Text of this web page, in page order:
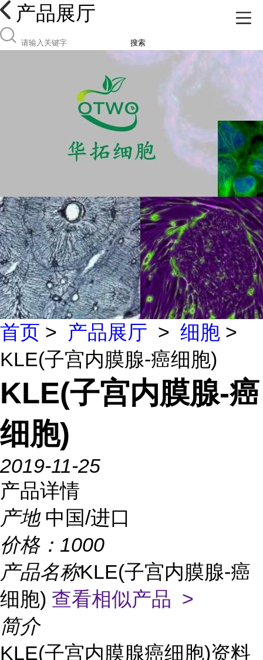
产品展厅
搜索
首页 > 产品展厅 > 细胞 >
KLE(子宫内膜腺-癌细胞)
KLE(子宫内膜腺-癌
细胞)
2019-11-25
产品详情
产地 中国/进口
价格： 1000
产品名称KLE(子宫内膜腺-癌
细胞) 查看相似产品 >
简介
KLE(子宫内膜腺癌细胞)资料